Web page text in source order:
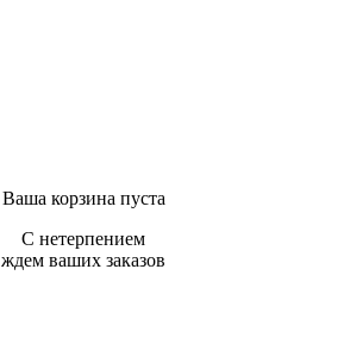
Ваша корзина пуста
С нетерпением
ждем ваших заказов